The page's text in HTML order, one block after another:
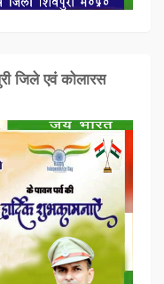
जिले एवं कोलारस